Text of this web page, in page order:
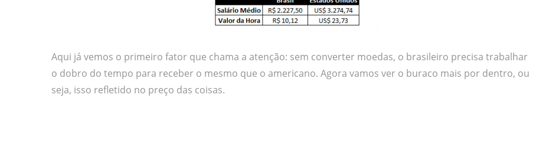
Aqui já vemos o primeiro fator que chama a atenção: sem converter moedas, o brasileiro precisa trabalhar
o dobro do tempo para receber o mesmo que o americano. Agora vamos ver o buraco mais por dentro, ou
seja, isso refletido no preço das coisas.